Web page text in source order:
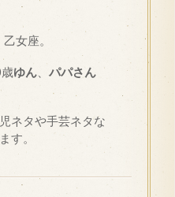
女座。
ゆん
パパさん
ネタや手芸ネタな
す。